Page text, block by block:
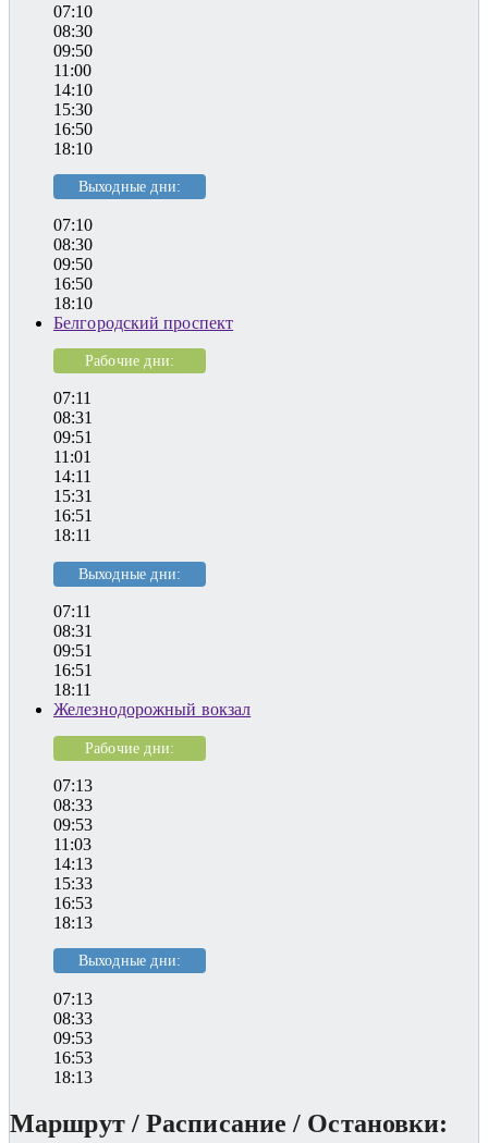
07:10
08:30
09:50
11:00
14:10
15:30
16:50
18:10
Выходные дни:
07:10
08:30
09:50
16:50
18:10
Белгородский проспект
Рабочие дни:
07:11
08:31
09:51
11:01
14:11
15:31
16:51
18:11
Выходные дни:
07:11
08:31
09:51
16:51
18:11
Железнодорожный вокзал
Рабочие дни:
07:13
08:33
09:53
11:03
14:13
15:33
16:53
18:13
Выходные дни:
07:13
08:33
09:53
16:53
18:13
Маршрут / Расписание / Остановки: